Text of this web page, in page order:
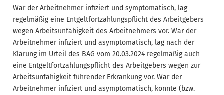
War der Arbeitnehmer infiziert und symptomatisch, lag
regelmäßig eine Entgeltfortzahlungspflicht des Arbeitgebers
wegen Arbeitsunfähigkeit des Arbeitnehmers vor. War der
Arbeitnehmer infiziert und asymptomatisch, lag nach der
Klärung im Urteil des BAG vom 20.03.2024 regelmäßig auch
eine Entgeltfortzahlungspflicht des Arbeitgebers wegen zur
Arbeitsunfähigkeit führender Erkrankung vor. War der
Arbeitnehmer infiziert und asymptomatisch, konnte (bzw.